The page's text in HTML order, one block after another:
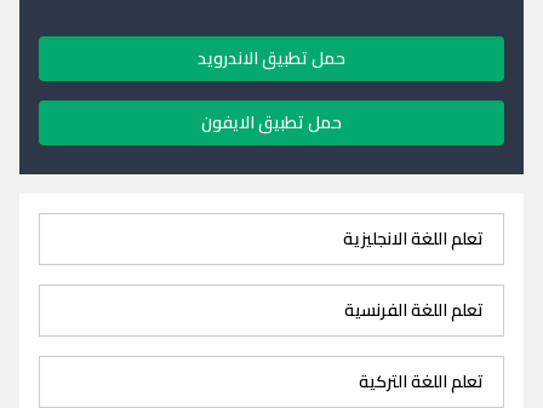
حمل تطبيق الاندرويد
حمل تطبيق الايفون
تعلم اللغة الانجليزية
تعلم اللغة الفرنسية
تعلم اللغة التركية